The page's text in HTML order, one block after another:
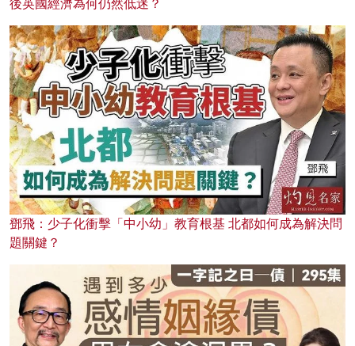
後英國經濟為何仍然低迷？
鄧飛：少子化衝擊「中小幼」教育根基 北都如何成為解決問
題關鍵？